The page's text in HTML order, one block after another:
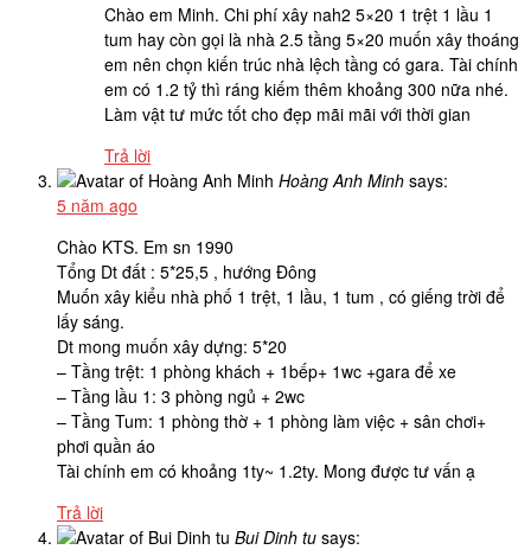
Chào em Minh. Chi phí xây nah2 5×20 1 trệt 1 lầu 1
tum hay còn gọi là nhà 2.5 tầng 5×20 muốn xây thoáng
em nên chọn kiến trúc nhà lệch tầng có gara. Tài chính
em có 1.2 tỷ thì ráng kiếm thêm khoảng 300 nữa nhé.
Làm vật tư mức tốt cho đẹp mãi mãi với thời gian
Trả lời
Hoàng Anh Minh says:
5 năm ago
Chào KTS. Em sn 1990
Tổng Dt đất : 5*25,5 , hướng Đông
Muốn xây kiểu nhà phố 1 trệt, 1 lầu, 1 tum , có giếng trời để
lấy sáng.
Dt mong muốn xây dựng: 5*20
– Tầng trệt: 1 phòng khách + 1bếp+ 1wc +gara để xe
– Tầng lầu 1: 3 phòng ngủ + 2wc
– Tầng Tum: 1 phòng thờ + 1 phòng làm việc + sân chơi+
phơi quần áo
Tài chính em có khoảng 1ty~ 1.2ty. Mong được tư vấn ạ
Trả lời
Bui Dinh tu says: